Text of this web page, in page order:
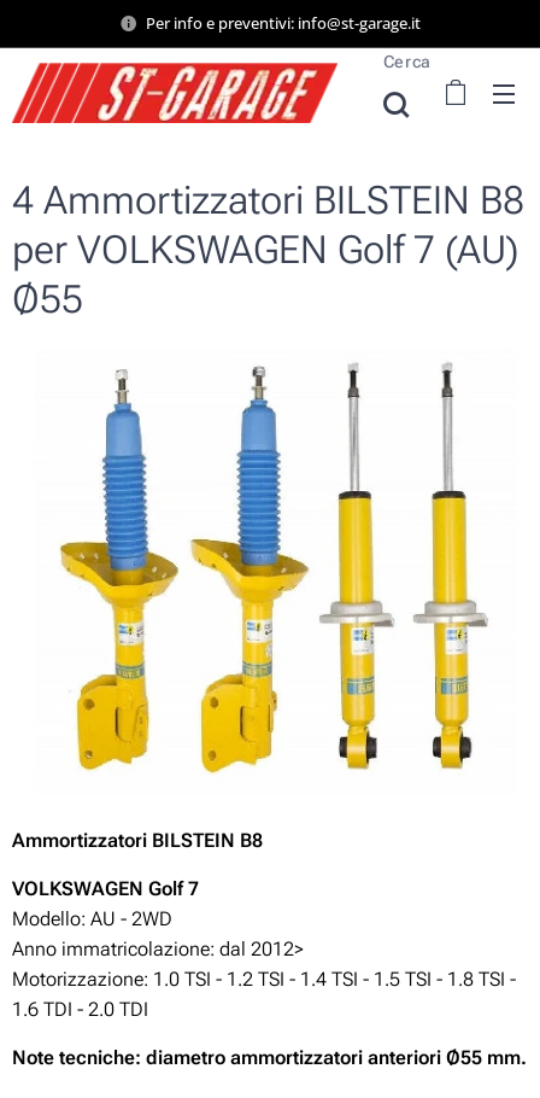
Per info e preventivi: info@st-garage.it
Cerca
4 Ammortizzatori BILSTEIN B8
per VOLKSWAGEN Golf 7 (AU)
Ø55
Ammortizzatori BILSTEIN B8
VOLKSWAGEN Golf 7
Modello: AU - 2WD
Anno immatricolazione: dal 2012>
Motorizzazione: 1.0 TSI - 1.2 TSI - 1.4 TSI - 1.5 TSI - 1.8 TSI -
1.6 TDI - 2.0 TDI
Note tecniche: diametro ammortizzatori anteriori Ø55 mm.